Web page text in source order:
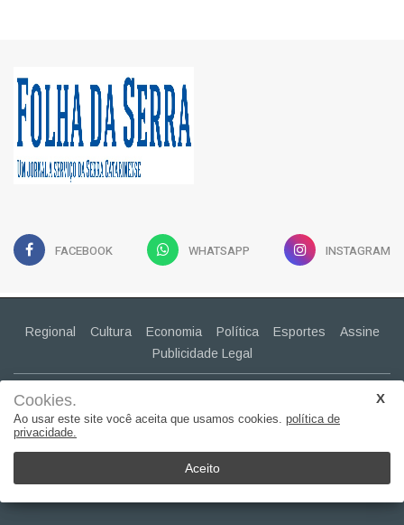
Cookies.
Ao usar este site você aceita que usamos cookies. política de
privacidade.
Aceito
FACEBOOK WHATSAPP INSTAGRAM
Regional Cultura Economia Política Esportes
Assine
Publicidade Legal
(49) 99943-2030